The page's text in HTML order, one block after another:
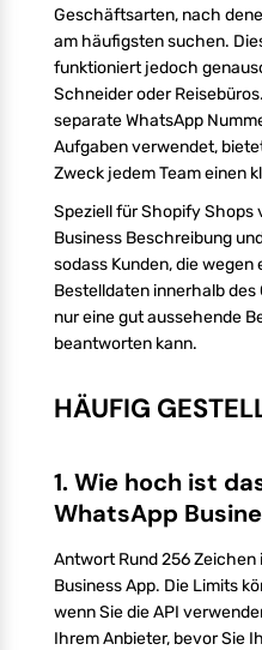
Geschäftsarten, nach
am häufigsten suchen.
funktioniert jedoch
Schneider oder
separate WhatsApp
Aufgaben verwendet,
Zweck jedem Team einen
Speziell für Shopify Shops
Business Beschreibung
sodass Kunden, die
Bestelldaten innerhalb
nur eine gut aussehende
beantworten kann.
HÄUFIG
1. Wie hoch ist
WhatsApp
Antwort Rund 256 Zeichen
Business App. Die Limits
wenn Sie die API
Ihrem Anbieter, bevor Sie